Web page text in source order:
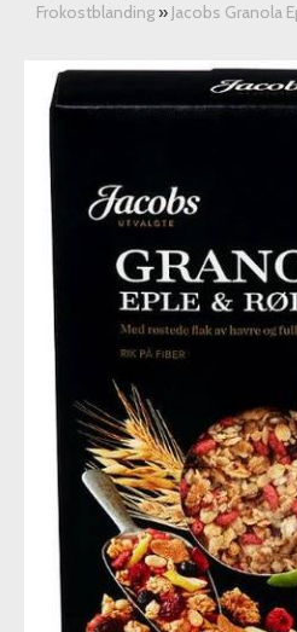
Frokostblanding » Jacobs Granola